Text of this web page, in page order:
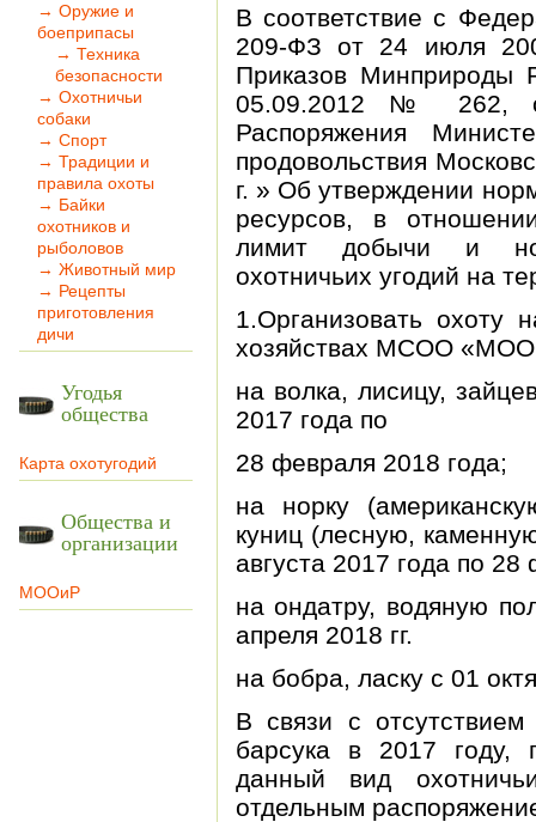
→ Оружие и
боеприпасы
→ Техника
безопасности
→ Охотничьи
собаки
→ Спорт
→ Традиции и
правила охоты
→ Байки
охотников и
рыболовов
→ Животный мир
→ Рецепты
приготовления
дичи
Угодья
общества
Карта охотугодий
Общества и
организации
МООиР
В соответствие с
209-ФЗ от 24 июля
Приказов
05.09.2012 №
Распоряжения
продовольствия
г. » Об утверждении
ресурсов, в
лимит добычи и
охотничьих угодий на
1.Организовать охоту
хозяйствах МСОО
на волка, лисицу,
2017 года по
28 февраля 2018 года;
на норку
куниц (лесную,
августа 2017 года по
на ондатру, водяную
апреля 2018 гг.
на бобра, ласку с 01
В связи с
барсука в 2017 году,
данный вид
отдельным